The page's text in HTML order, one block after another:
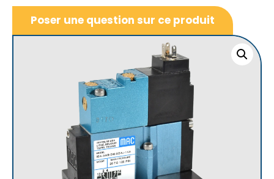
Poser une question sur ce produit